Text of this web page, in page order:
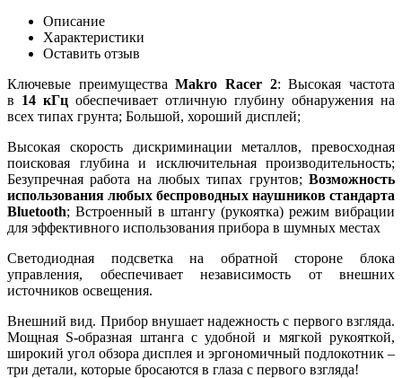
Описание
Характеристики
Оставить отзыв
Ключевые преимуществаMakro Racer 2: Высокая частота
в 14 кГц обеспечивает отличную глубину обнаружения на
всех типах грунта; Большой, хороший дисплей;
Высокая скорость дискриминации металлов, превосходная
поисковая глубина и исключительная производительность;
Безупречная работа на любых типах грунтов; Возможность
использования любых беспроводных наушников стандарта
Bluetooth; Встроенный в штангу (рукоятка) режим вибрации
для эффективного использования прибора в шумных местах
Светодиодная подсветка на обратной стороне блока
управления, обеспечивает независимость от внешних
источников освещения.
Внешний вид. Прибор внушает надежность с первого взгляда.
Мощная S-образная штанга с удобной и мягкой рукояткой,
широкий угол обзора дисплея и эргономичный подлокотник –
три детали, которые бросаются в глаза с первого взгляда!